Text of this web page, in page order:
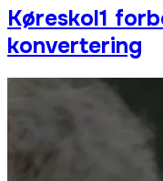
Køreskol1
konvertering